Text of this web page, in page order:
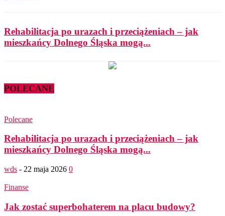
Rehabilitacja po urazach i przeciążeniach – jak
mieszkańcy Dolnego Śląska mogą...
POLECANE
Polecane
Rehabilitacja po urazach i przeciążeniach – jak
mieszkańcy Dolnego Śląska mogą...
wds - 22 maja 2026 0
Finanse
Jak zostać superbohaterem na placu budowy?